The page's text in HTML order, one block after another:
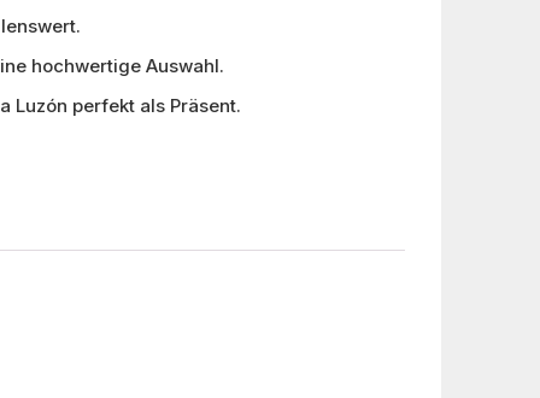
hochwertige Auswahl.
Luzón perfekt als Präsent.